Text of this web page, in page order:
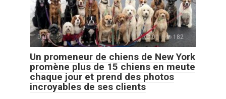
Djur 0 182
Un promeneur de chiens de New York
promène plus de 15 chiens en meute
chaque jour et prend des photos
incroyables de ses clients